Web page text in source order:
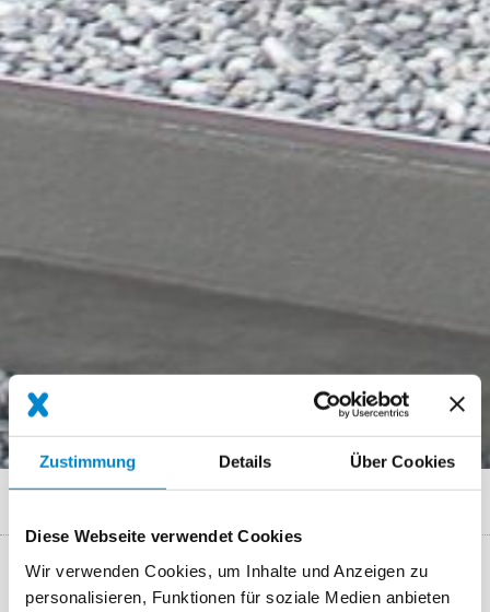
Zustimmung Details Über Cookies
Diese Webseite verwendet Cookies
Wir verwenden Cookies, um Inhalte und Anzeigen zu
personalisieren, Funktionen für soziale Medien anbieten
Treppen Beschichtungssystem Triflex TSS